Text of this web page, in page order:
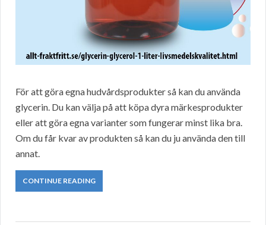
För att göra egna hudvårdsprodukter så kan du använda
glycerin. Du kan välja på att köpa dyra märkesprodukter
eller att göra egna varianter som fungerar minst lika bra.
Om du får kvar av produkten så kan du ju använda den till
annat.
CONTINUE READING